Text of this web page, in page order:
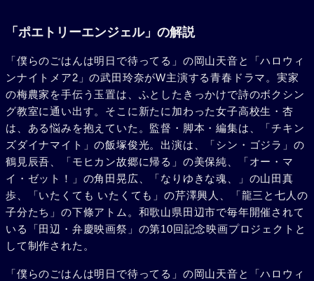
「ポエトリーエンジェル」の解説
「僕らのごはんは明日で待ってる」の岡山天音と「ハロウィ
ンナイトメア2」の武田玲奈がW主演する青春ドラマ。実家
の梅農家を手伝う玉置は、ふとしたきっかけで詩のボクシン
グ教室に通い出す。そこに新たに加わった女子高校生・杏
は、ある悩みを抱えていた。監督・脚本・編集は、「チキン
ズダイナマイト」の飯塚俊光。出演は、「シン・ゴジラ」の
鶴見辰吾、「モヒカン故郷に帰る」の美保純、「オー・マ
イ・ゼット！」の角田晃広、「なりゆきな魂、」の山田真
歩、「いたくても いたくても」の芹澤興人、「龍三と七人の
子分たち」の下條アトム。和歌山県田辺市で毎年開催されて
いる「田辺・弁慶映画祭」の第10回記念映画プロジェクトと
して制作された。
「僕らのごはんは明日で待ってる」の岡山天音と「ハロウィ